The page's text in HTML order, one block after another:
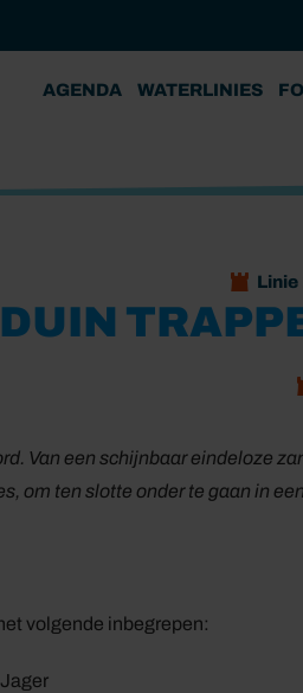
AGENDA WATERLINIES
Linie
DUIN
Van een schijnbaar eindeloze
om ten slotte onder te gaan in
volgende inbegrepen: